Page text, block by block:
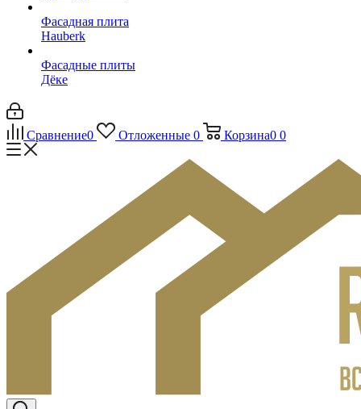
Фасадная плита
Hauberk
Фасадные плиты
Дёке
Сравнение0 Отложенные 0 Корзина0 0